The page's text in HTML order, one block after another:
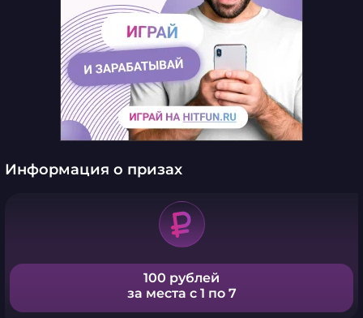
Информация о призах
100 рублей
за места с 1 по 7